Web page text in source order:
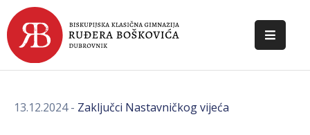
POČETNA
ŠKOLI
13.12.2024- Zaključci Nastavničkog vijeća